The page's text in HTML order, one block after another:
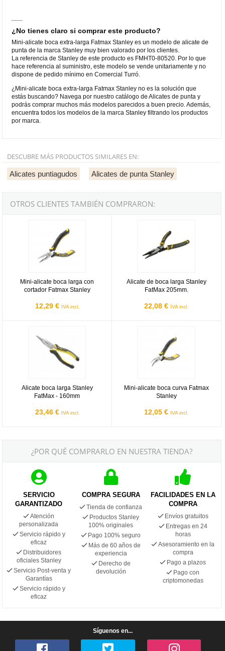
¿No tienes claro si comprar este producto?
Mini-alicate boca extra-larga Fatmax Stanley es un modelo de alicate de
punta de la marca Stanley muy bien valorado por los clientes.
La referencia de Stanley de este producto es FMHT0-80520. Por lo que
hace referencia al suministro, este modelo se vende unitariamente y no
dispone de pedido mínimo en Comercial Turró.
¿Mini-alicate boca extra-larga Fatmax Stanley no es la solución que
estás buscando? Navega por nuestro catálogo de Alicates de punta y
podrás comprar muchos más modelos parecidos a buen precio. Además,
encuentra todos los modelos de la marca Stanley filtrando los productos
por marca.
DESCUBRE MÁS PRODUCTOS SIMILARES EN:
Alicates puntiagudos Alicates de punta Stanley
OTROS CLIENTES TAMBIÉN COMPRARON:
Mini-alicate boca larga con
cortador Fatmax Stanley
12,29 € IVA incl.
Alicate de boca larga Stanley
FatMax 205mm.
22,08 € IVA incl.
Alicate boca larga Stanley
FatMax - 160mm
23,46 € IVA incl.
Mini-alicate boca curva Fatmax
Stanley
12,05 € IVA incl.
¿POR QUÉ COMPRARLO EN NUESTRA TIENDA?
SERVICIO
GARANTIZADO
Atención
personalizada
Servicio rápido y
eficaz
Distribuidores
oficiales Stanley
Servicio Post-venta y
Garantías
Servicio rápido y
eficaz
COMPRA SEGURA
Tienda de confianza
Productos Stanley
100% originales
Pago 100% seguro
Más de 60 años de
experiencia
Derecho de
devolución
FACILIDADES EN LA
COMPRA
Envíos gratuitos
Entregas en 24
horas
Asesoramiento en la
compra
Pago a plazos
Pago con
criptomonedas
Síguenos en...